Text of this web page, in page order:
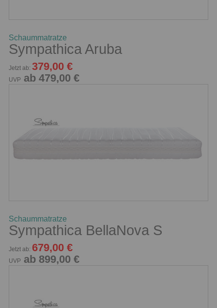
Schaummatratze
Sympathica Aruba
Jetzt ab: 379,00 €
UVP ab 479,00 €
Schaummatratze
Sympathica BellaNova S
Jetzt ab: 679,00 €
UVP ab 899,00 €